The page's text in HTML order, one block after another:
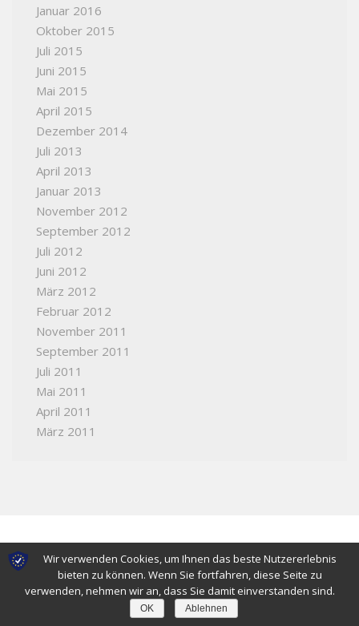
Januar 2016
Oktober 2015
Juli 2015
Juni 2015
Mai 2015
April 2015
Dezember 2014
Juli 2013
April 2013
Januar 2013
November 2012
September 2012
Juli 2012
Juni 2012
März 2012
Februar 2012
November 2011
September 2011
Juli 2011
Mai 2011
April 2011
März 2011
Über uns Kontakt Mitglied werden Impressum
© 2026 Freundeskreis-Neuwied-Bromley.
Wir verwenden Cookies, um Ihnen das beste Nutzererlebnis
bieten zu können. Wenn Sie fortfahren, diese Seite zu
verwenden, nehmen wir an, dass Sie damit einverstanden sind.
OK Ablehnen